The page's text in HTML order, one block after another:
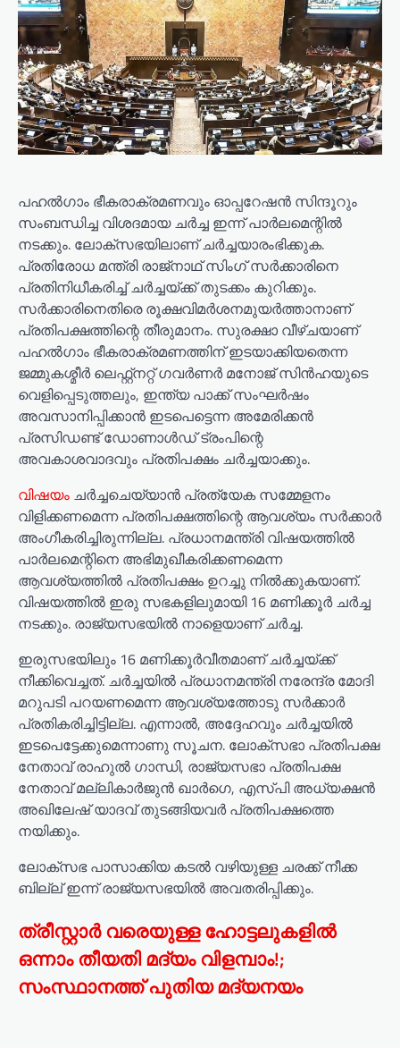
പഹല്‍ഗാം ഭീകരാക്രമണവും ഓപ്പറേഷന്‍ സിന്ദൂറും
സംബന്ധിച്ച വിശദമായ ചര്‍ച്ച ഇന്ന് പാര്‍ലമെന്റില്‍
നടക്കും. ലോക്‌സഭയിലാണ് ചര്‍ച്ചയാരംഭിക്കുക.
പ്രതിരോധ മന്ത്രി രാജ്‌നാഥ് സിംഗ് സര്‍ക്കാരിനെ
പ്രതിനിധീകരിച്ച് ചര്‍ച്ചയ്ക്ക് തുടക്കം കുറിക്കും.
സര്‍ക്കാരിനെതിരെ രൂക്ഷവിമര്‍ശനമുയര്‍ത്താനാണ്
പ്രതിപക്ഷത്തിന്റെ തീരുമാനം. സുരക്ഷാ വീഴ്ചയാണ്
പഹല്‍ഗാം ഭീകരാക്രമണത്തിന് ഇടയാക്കിയതെന്ന
ജമ്മുകശ്മീര്‍ ലെഫ്റ്റ്‌നറ്റ് ഗവര്‍ണര്‍ മനോജ് സിന്‍ഹയുടെ
വെളിപ്പെടുത്തലും, ഇന്ത്യ പാക്ക് സംഘര്‍ഷം
അവസാനിപ്പിക്കാന്‍ ഇടപെട്ടെന്ന അമേരിക്കന്‍
പ്രസിഡണ്ട് ഡോണാള്‍ഡ് ട്രംപിന്റെ
അവകാശവാദവും പ്രതിപക്ഷം ചര്‍ച്ചയാക്കും.
വിഷയം ചര്‍ച്ചചെയ്യാന്‍ പ്രത്യേക സമ്മേളനം
വിളിക്കണമെന്ന പ്രതിപക്ഷത്തിന്റെ ആവശ്യം സര്‍ക്കാര്‍
അംഗീകരിച്ചിരുന്നില്ല. പ്രധാനമന്ത്രി വിഷയത്തില്‍
പാര്‍ലമെന്റിനെ അഭിമുഖീകരിക്കണമെന്ന
ആവശ്യത്തില്‍ പ്രതിപക്ഷം ഉറച്ചു നില്‍ക്കുകയാണ്.
വിഷയത്തില്‍ ഇരു സഭകളിലുമായി 16 മണിക്കൂര്‍ ചര്‍ച്ച
നടക്കും. രാജ്യസഭയില്‍ നാളെയാണ് ചര്‍ച്ച.
ഇരുസഭയിലും 16 മണിക്കൂര്‍വീതമാണ് ചര്‍ച്ചയ്ക്ക്
നീക്കിവെച്ചത്. ചര്‍ച്ചയില്‍ പ്രധാനമന്ത്രി നരേന്ദ്ര മോദി
മറുപടി പറയണമെന്ന ആവശ്യത്തോടു സര്‍ക്കാര്‍
പ്രതികരിച്ചിട്ടില്ല. എന്നാല്‍, അദ്ദേഹവും ചര്‍ച്ചയില്‍
ഇടപെട്ടേക്കുമെന്നാണു സൂചന. ലോക്‌സഭാ പ്രതിപക്ഷ
നേതാവ് രാഹുല്‍ ഗാന്ധി, രാജ്യസഭാ പ്രതിപക്ഷ
നേതാവ് മല്ലികാര്‍ജുന്‍ ഖാര്‍ഗെ, എസ്പി അധ്യക്ഷന്‍
അഖിലേഷ് യാദവ് തുടങ്ങിയവര്‍ പ്രതിപക്ഷത്തെ
നയിക്കും.
ലോക്‌സഭ പാസാക്കിയ കടല്‍ വഴിയുള്ള ചരക്ക് നീക്ക
ബില്ല് ഇന്ന് രാജ്യസഭയില്‍ അവതരിപ്പിക്കും.
ത്രീസ്റ്റാർ വരെയുള്ള ഹോട്ടലുകളിൽ
ഒന്നാം തീയതി മദ്യം വിളമ്പാം!;
സംസ്ഥാനത്ത് പുതിയ മദ്യനയം